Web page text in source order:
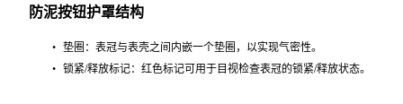
防泥按钮护罩结构
垫圈：表冠与表壳之间内嵌一个垫圈，以实现气密性。
锁紧/释放标记：红色标记可用于目视检查表冠的锁紧/释放状态。